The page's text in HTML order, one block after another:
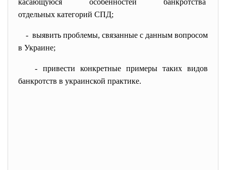
касающуюся особенностей банкротства
отдельных категорий СПД;
- выявить проблемы, связанные с данным вопросом
в Украине;
- привести конкретные примеры таких видов
банкротств в украинской практике.